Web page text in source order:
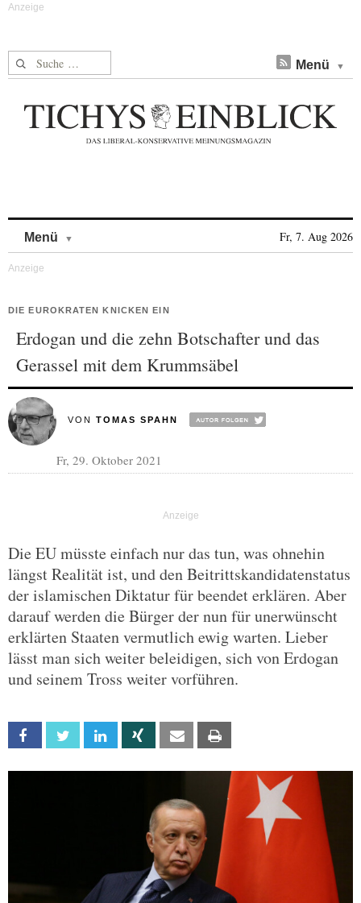
Suche nach: Menü
Menü Fr, 7. Aug 2026
DIE EUROKRATEN KNICKEN EIN
Erdogan und die zehn Botschafter und das
Gerassel mit dem Krummsäbel
VON TOMAS SPAHN
Fr, 29. Oktober 2021
Die EU müsste einfach nur das tun, was ohnehin
längst Realität ist, und den Beitrittskandidatenstatus
der islamischen Diktatur für beendet erklären. Aber
darauf werden die Bürger der nun für unerwünscht
erklärten Staaten vermutlich ewig warten. Lieber
lässt man sich weiter beleidigen, sich von Erdogan
und seinem Tross weiter vorführen.
Facebook Twitter Linkedin Xing Email